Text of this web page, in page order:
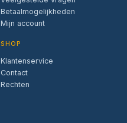
Betaalmogelijkheden
Mijn account
SHOP
Klantenservice
Contact
Rechten